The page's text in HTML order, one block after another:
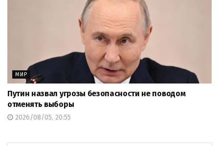
МИР
Путин назвал угрозы безопасности не поводом
отменять выборы
2026/08/05, 20:55